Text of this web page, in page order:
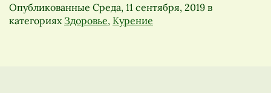
Опубликованные Среда, 11 сентября, 2019 в
категориях Здоровье, Курение